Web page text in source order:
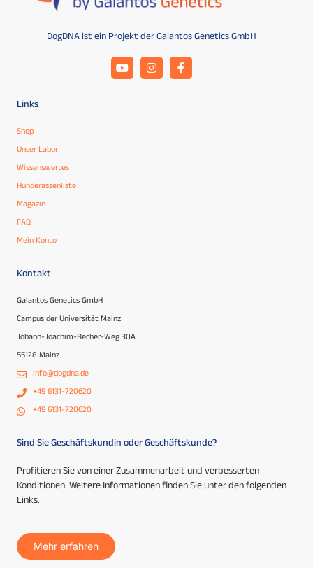
DogDNA ist ein Projekt der Galantos Genetics GmbH
Links
Shop
Unser Labor
Wissenswertes
Hunderassenliste
Magazin
FAQ
Mein Konto
Kontakt
Galantos Genetics GmbH
Campus der Universität Mainz
Johann-Joachim-Becher-Weg 30A
55128 Mainz
info@dogdna.de
+49 6131-720620
+49 6131-720620
Sind Sie Geschäftskundin oder Geschäftskunde?
Profitieren Sie von einer Zusammenarbeit und verbesserten
Konditionen. Weitere Informationen finden Sie unter den folgenden
Links.
Mehr erfahren